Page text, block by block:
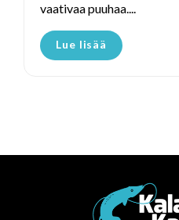
vaativaa puuhaa....
Lue lisää